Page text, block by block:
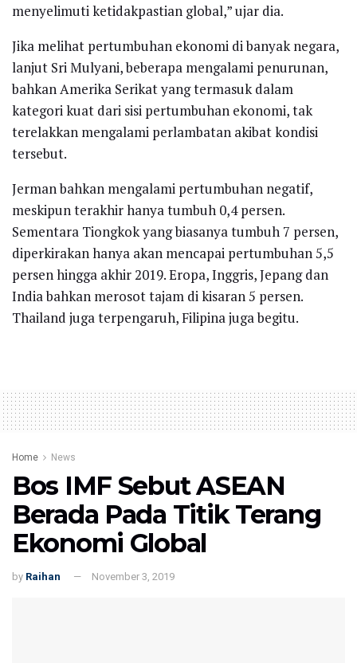
menyelimuti ketidakpastian global,” ujar dia.
Jika melihat pertumbuhan ekonomi di banyak negara,
lanjut Sri Mulyani, beberapa mengalami penurunan,
bahkan Amerika Serikat yang termasuk dalam
kategori kuat dari sisi pertumbuhan ekonomi, tak
terelakkan mengalami perlambatan akibat kondisi
tersebut.
Jerman bahkan mengalami pertumbuhan negatif,
meskipun terakhir hanya tumbuh 0,4 persen.
Sementara Tiongkok yang biasanya tumbuh 7 persen,
diperkirakan hanya akan mencapai pertumbuhan 5,5
persen hingga akhir 2019. Eropa, Inggris, Jepang dan
India bahkan merosot tajam di kisaran 5 persen.
Thailand juga terpengaruh, Filipina juga begitu.
Home News
Bos IMF Sebut ASEAN
Berada Pada Titik Terang
Ekonomi Global
by Raihan November 3, 2019